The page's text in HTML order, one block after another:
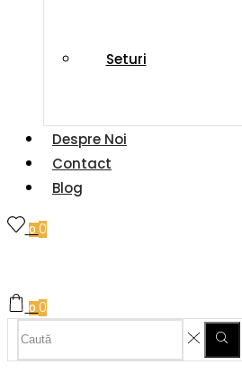
Seturi
Despre Noi
Contact
Blog
0 0
0 0